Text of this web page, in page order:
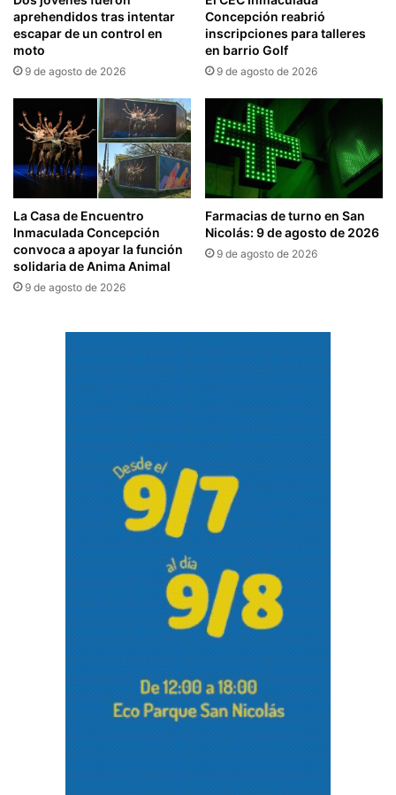
aprehendidos tras intentar
escapar de un control en
moto
9 de agosto de 2026
Concepción reabrió
inscripciones para talleres
en barrio Golf
9 de agosto de 2026
La Casa de Encuentro
Inmaculada Concepción
convoca a apoyar la función
solidaria de Anima Animal
9 de agosto de 2026
Farmacias de turno en San
Nicolás: 9 de agosto de 2026
9 de agosto de 2026